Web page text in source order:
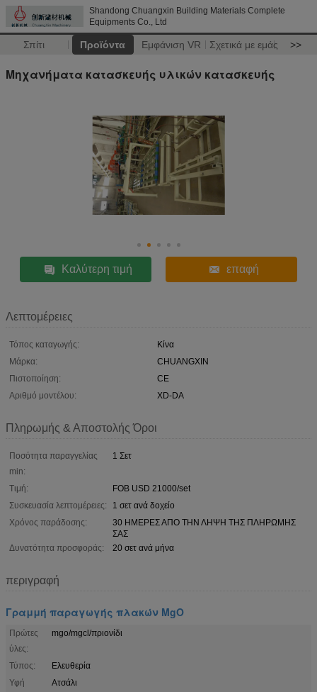
Shandong Chuangxin Building Materials Complete
Equipments Co., Ltd
Σπίτι Προϊόντα Εμφάνιση VR Σχετικά με εμάς >>
Μηχανήματα κατασκευής υλικών κατασκευής
Καλύτερη τιμή επαφή
Λεπτομέρειες
Τόπος καταγωγής:
Κίνα
Μάρκα:
CHUANGXIN
Πιστοποίηση:
CE
Αριθμό μοντέλου:
XD-DA
Πληρωμής & Αποστολής Όροι
Ποσότητα παραγγελίας
min:
1 Σετ
Τιμή:
FOB USD 21000/set
Συσκευασία λεπτομέρειες:
1 σετ ανά δοχείο
Χρόνος παράδοσης:
30 ΗΜΕΡΕΣ ΑΠΟ ΤΗΝ ΛΗΨΗ ΤΗΣ ΠΛΗΡΩΜΗΣ
ΣΑΣ
Δυνατότητα προσφοράς:
20 σετ ανά μήνα
περιγραφή
Γραμμή παραγωγής πλακών MgO
Πρώτες
ύλες:
mgo/mgcl/πριονίδι
Τύπος:
Ελευθερία
Υφή
Ατσάλι